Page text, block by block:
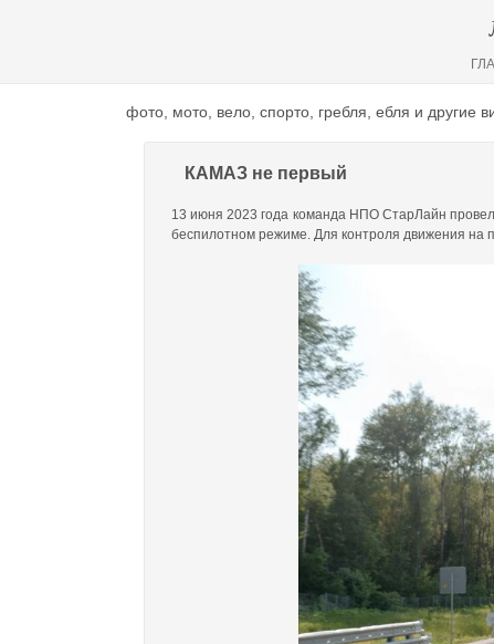
фото, мото, вело, спорто, гребля, ебля и другие
КАМАЗ не первый
13 июня 2023 года команда НПО СтарЛайн
беспилотном режиме. Для контроля движения на